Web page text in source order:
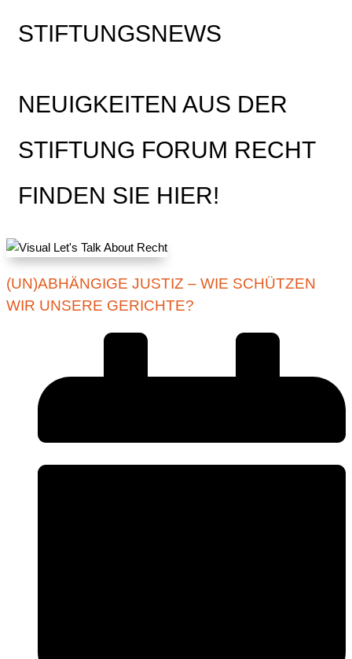
STIFTUNGSNEWS
NEUIGKEITEN AUS DER
STIFTUNG FORUM RECHT
FINDEN SIE HIER!
(UN)ABHÄNGIGE JUSTIZ – WIE SCHÜTZEN
WIR UNSERE GERICHTE?